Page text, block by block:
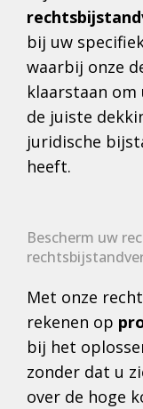
bij uw
waarbij onze
klaarstaan
de juiste
juridische
heeft.
Bescherm uw
Met onze
rekenen op
bij het
zonder dat u
over de hoge